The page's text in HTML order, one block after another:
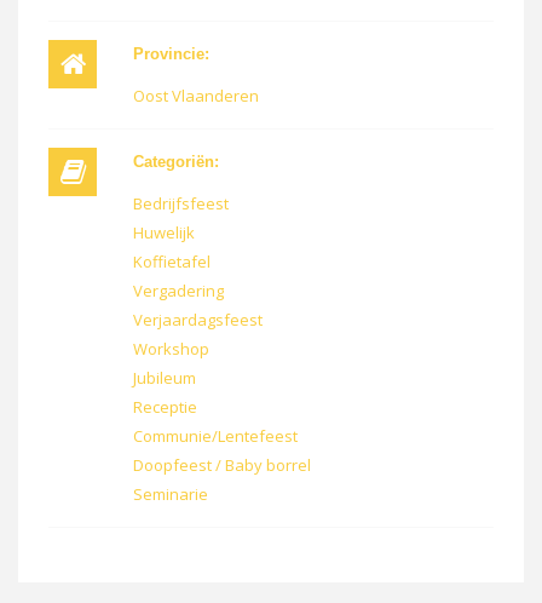
Provincie:
Oost Vlaanderen
Categoriën:
Bedrijfsfeest
Huwelijk
Koffietafel
Vergadering
Verjaardagsfeest
Workshop
Jubileum
Receptie
Communie/Lentefeest
Doopfeest / Baby borrel
Seminarie